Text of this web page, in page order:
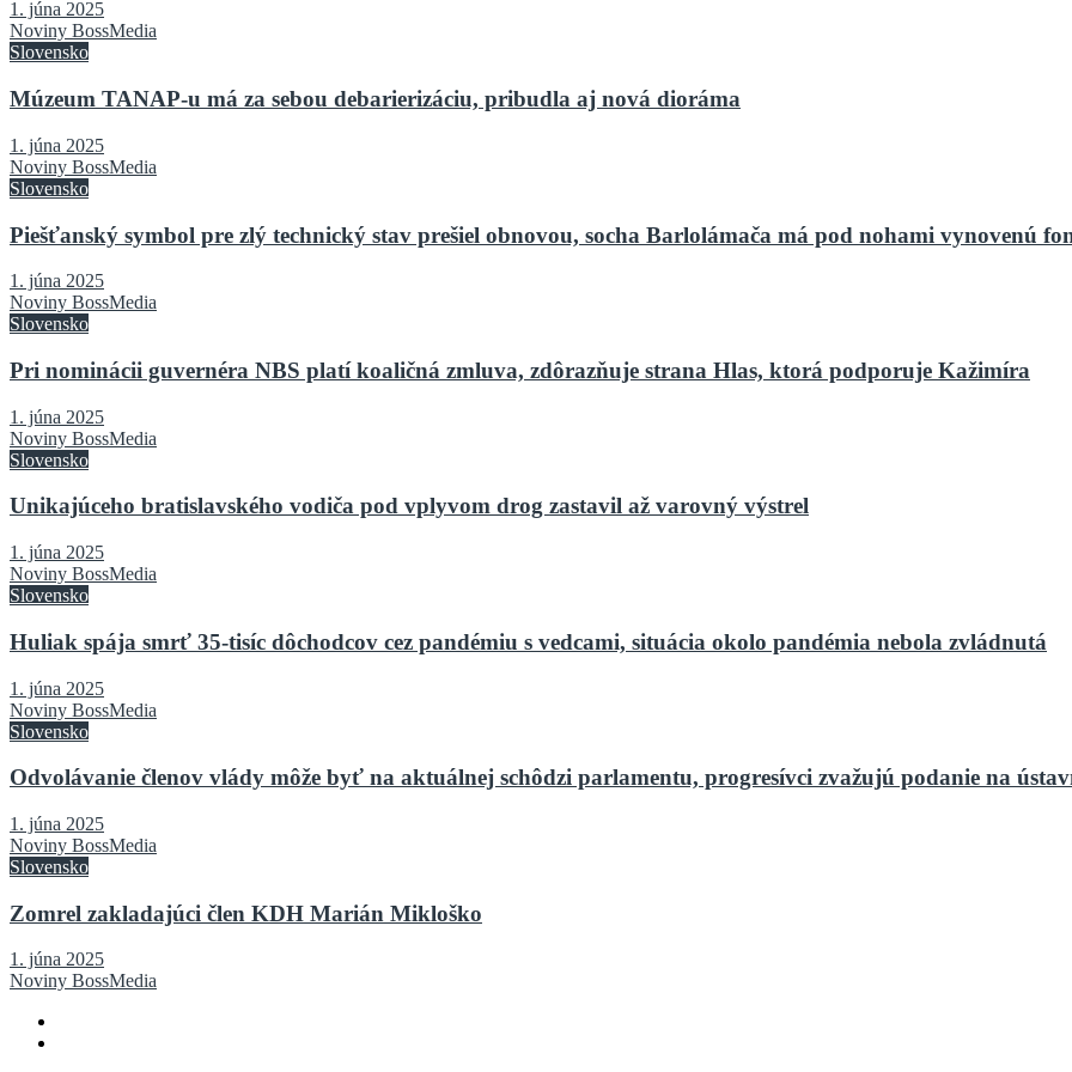
1. júna 2025
Noviny BossMedia
Slovensko
Múzeum TANAP-u má za sebou debarierizáciu, pribudla aj nová dioráma
1. júna 2025
Noviny BossMedia
Slovensko
Piešťanský symbol pre zlý technický stav prešiel obnovou, socha Barlolámača má pod nohami vynovenú
1. júna 2025
Noviny BossMedia
Slovensko
Pri nominácii guvernéra NBS platí koaličná zmluva, zdôrazňuje strana Hlas, ktorá podporuje Kažimíra
1. júna 2025
Noviny BossMedia
Slovensko
Unikajúceho bratislavského vodiča pod vplyvom drog zastavil až varovný výstrel
1. júna 2025
Noviny BossMedia
Slovensko
Huliak spája smrť 35-tisíc dôchodcov cez pandémiu s vedcami, situácia okolo pandémia nebola zvládnutá
1. júna 2025
Noviny BossMedia
Slovensko
Odvolávanie členov vlády môže byť na aktuálnej schôdzi parlamentu, progresívci zvažujú podanie na
1. júna 2025
Noviny BossMedia
Slovensko
Zomrel zakladajúci člen KDH Marián Mikloško
1. júna 2025
Noviny BossMedia